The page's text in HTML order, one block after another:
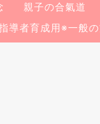
親子の合氣道
導者育成用※一般